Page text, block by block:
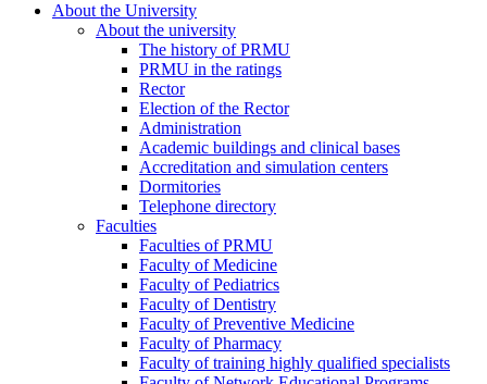
About the University
About the university
The history of PRMU
PRMU in the ratings
Rector
Election of the Rector
Administration
Academic buildings and clinical bases
Accreditation and simulation centers
Dormitories
Telephone directory
Faculties
Faculties of PRMU
Faculty of Medicine
Faculty of Pediatrics
Faculty of Dentistry
Faculty of Preventive Medicine
Faculty of Pharmacy
Faculty of training highly qualified specialists